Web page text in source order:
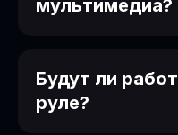
мультимедиа?
Будут ли
руле?
Сухарная 35 корпус 13,
пн-пт: c 11:00 до 19:00
сб-вс: выходной